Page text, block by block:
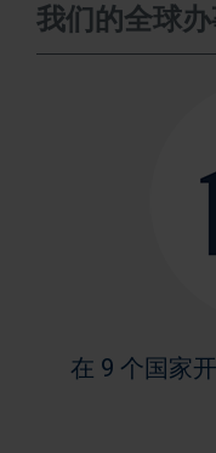
我们的全球
在 9 个国家